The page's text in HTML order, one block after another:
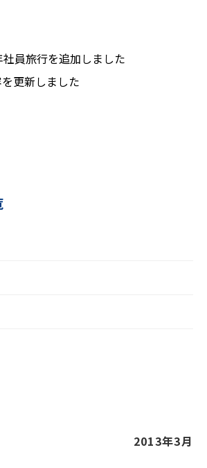
員旅行を追加しました
更新しました
2013年3月